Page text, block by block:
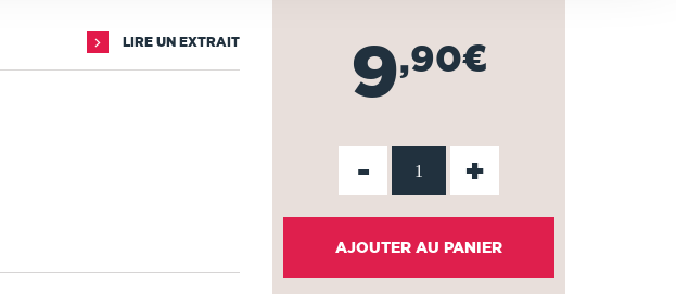
LIRE UN EXTRAIT 9,90€
- +
AJOUTER AU PANIER